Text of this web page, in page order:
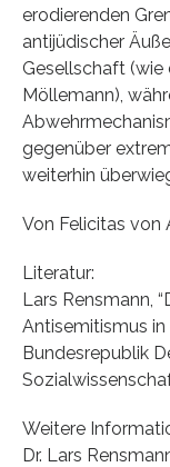
erodierenden
antijüdischer
Gesellschaft (wie
Möllemann),
gegenüber
weiterhin
Von Felicitas von
Literatur:
Lars Rensmann,
Antisemitismus
Bundesrepublik
Weitere
Dr. Lars